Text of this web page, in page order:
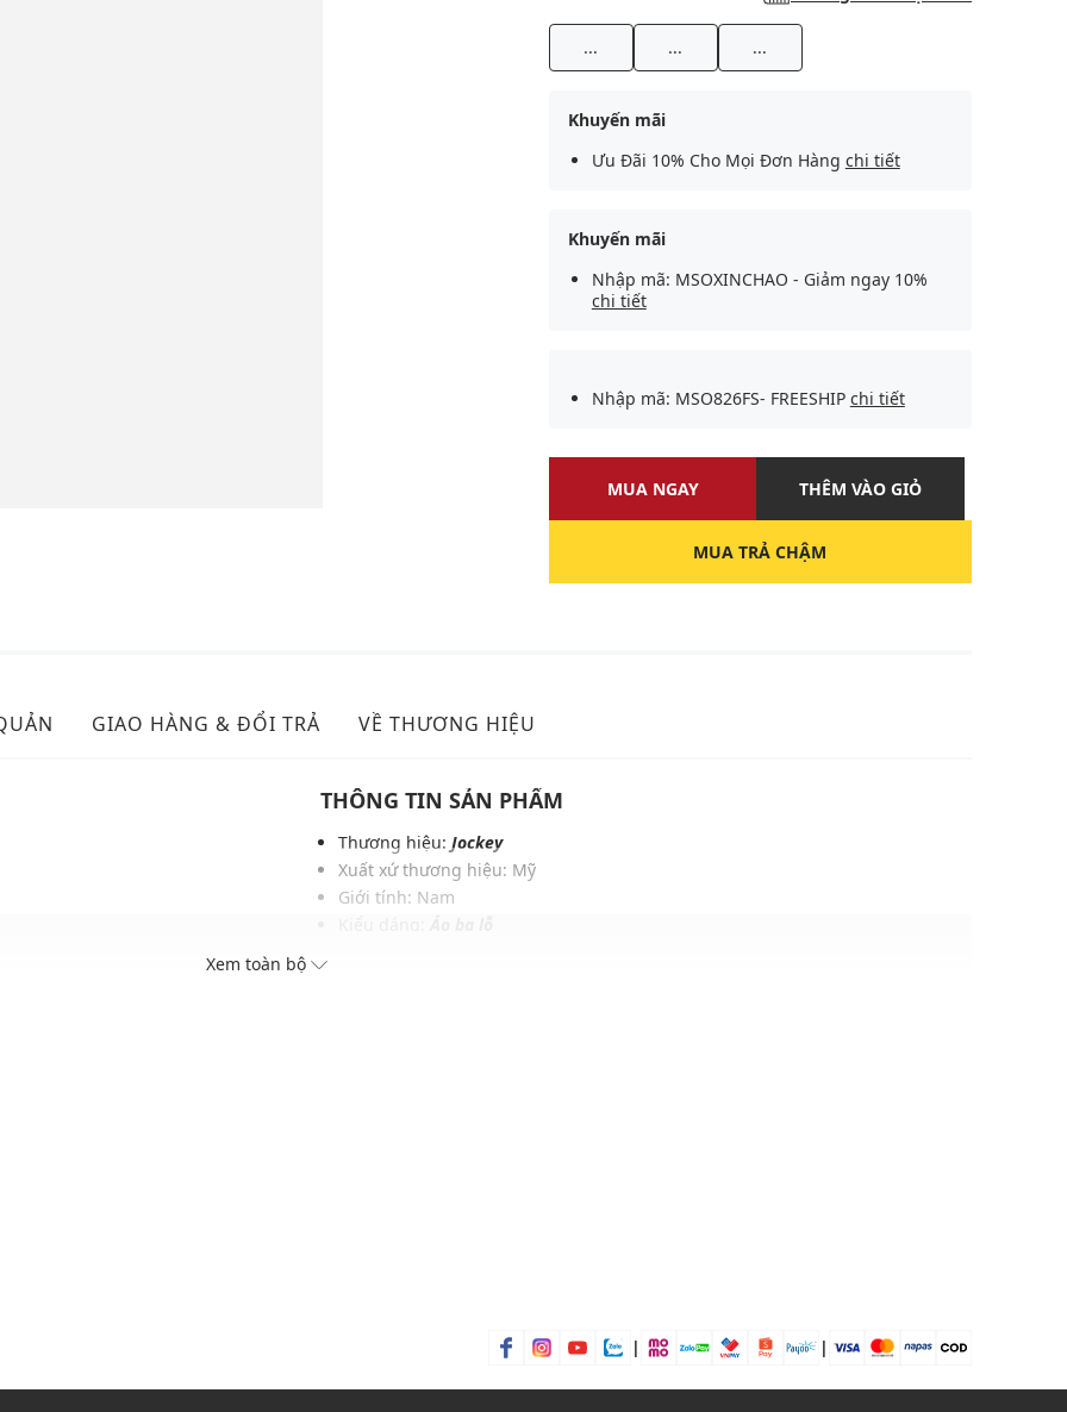
... ... ...
Khuyến mãi
Ưu Đãi 10% Cho Mọi Đơn Hàng chi tiết
Khuyến mãi
Nhập mã: MSOXINCHAO - Giảm ngay 10%
chi tiết
Nhập mã: MSO826FS- FREESHIP chi tiết
MUA NGAY THÊM VÀO GIỎ
MUA TRẢ CHẬM
GIAO HÀNG & ĐỔI TRẢ VỀ THƯƠNG HIỆU
THÔNG TIN SẢN PHẨM
Thương hiệu: Jockey
Xuất xứ thương hiệu: Mỹ
Giới tính: Nam
Xem toàn bộ
| |